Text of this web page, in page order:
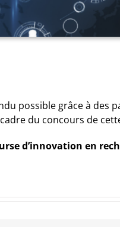
possible grâce à des
du concours de
d’innovation en